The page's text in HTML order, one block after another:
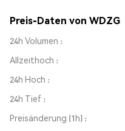
Preis-Daten von WDZG
24h Volumen
Allzeithoch
24h Hoch
24h Tief
Preisänderung (1h)